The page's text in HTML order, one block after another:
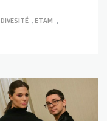
DIVESITÉ ETAM